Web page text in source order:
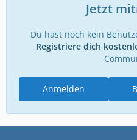
Jetzt
Du hast noch kein
Registriere dich
Anmelden